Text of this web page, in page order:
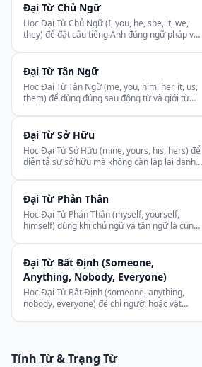
Đại Từ Chủ Ngữ
Học Đại Từ Chủ Ngữ (I, you, he, she, it, we,
they) để đặt câu tiếng Anh đúng ngữ pháp và
Đại Từ Tân Ngữ
Học Đại Từ Tân Ngữ (me, you, him, her, it, us,
them) để dùng đúng sau động từ và giới từ
Đại Từ Sở Hữu
Học Đại Từ Sở Hữu (mine, yours, his, hers) để
diễn tả sự sở hữu mà không cần lặp lại danh
Đại Từ Phản Thân
Học Đại Từ Phản Thân (myself, yourself,
himself) dùng khi chủ ngữ và tân ngữ là cùng
Đại Từ Bất Định (Someone,
Anything, Nobody, Everyone)
Học Đại Từ Bất Định (someone, anything,
nobody, everyone) để chỉ người hoặc vật
Tính Từ & Trạng Từ